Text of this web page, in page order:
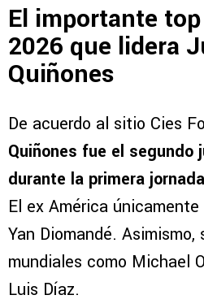
El importante
2026 que lidera
Quiñones
De acuerdo al sitio Cies
Quiñones fue el segundo
durante la primera
El ex América
Yan Diomandé.
mundiales como Michael
Luis Díaz.